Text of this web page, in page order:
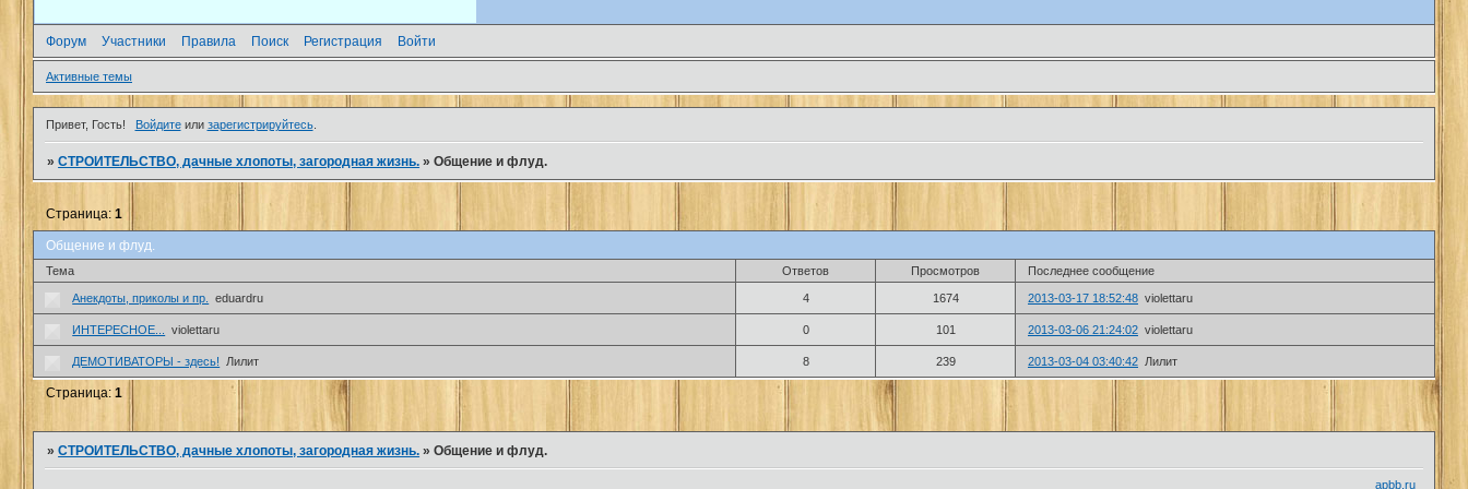
Форум Участники Правила Поиск Регистрация Войти
Активные темы
Привет, Гость! Войдитеили зарегистрируйтесь.
»СТРОИТЕЛЬСТВО, дачные хлопоты, загородная жизнь. »Общение и флуд.
Общение и флуд.
Страница:1
Тема Ответов Просмотров Последнее сообщение
Анекдоты, приколы и пр. eduardru 4 1674 2013-03-17 18:52:48 violettaru
ИНТЕРЕСНОЕ... violettaru 0 101 2013-03-06 21:24:02 violettaru
ДЕМОТИВАТОРЫ - здесь! Лилит 8 239 2013-03-04 03:40:42 Лилит
Страница:1
»СТРОИТЕЛЬСТВО, дачные хлопоты, загородная жизнь. »Общение и флуд.
apbb.ru